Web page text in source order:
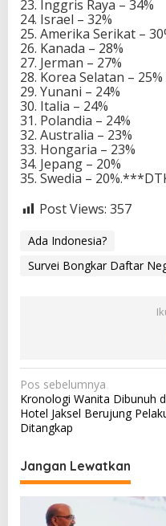
23. Inggris Raya – 34%
24. Israel – 32%
25. Amerika Serikat –
26. Kanada – 28%
27. Jerman – 27%
28. Korea Selatan – 25%
29. Yunani – 24%
30. Italia – 24%
31. Polandia – 24%
32. Australia – 23%
33. Hongaria – 23%
34. Jepang – 20%
35. Swedia –
Post Views: 357
Ada Indonesia?
Survei Bongkar Daftar
N
a
v
g
a
Pos sebelumnya
Kronologi Wanita Dibunuh
Hotel Jaksel Berujung
Ditangkap
Jangan Lewatkan